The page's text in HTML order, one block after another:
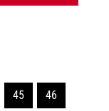
45 46